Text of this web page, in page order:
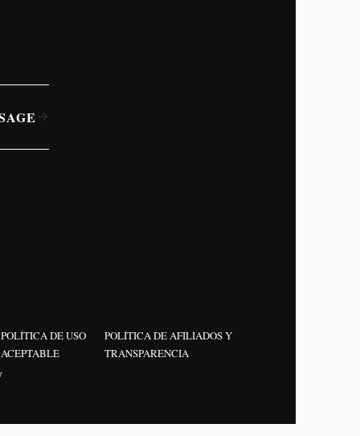
POLÍTICA DE USO
ACEPTABLE
POLÍTICA DE AFILIADOS Y
TRANSPARENCIA